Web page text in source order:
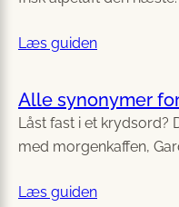
Læs guiden
Alle synonymer
Låst fast i et krydsord?
med morgenkaffen,
Læs guiden